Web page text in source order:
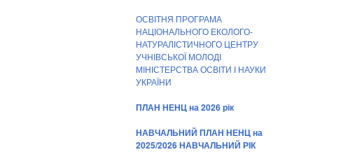
ОСВІТНЯ ПРОГРАМА
НАЦІОНАЛЬНОГО ЕКОЛОГО-
НАТУРАЛІСТИЧНОГО ЦЕНТРУ
УЧНІВСЬКОЇ МОЛОДІ
МІНІСТЕРСТВА ОСВІТИ І НАУКИ
УКРАЇНИ
ПЛАН НЕНЦ на 2026 рік
НАВЧАЛЬНИЙ ПЛАН НЕНЦ на
2025/2026 НАВЧАЛЬНИЙ РІК